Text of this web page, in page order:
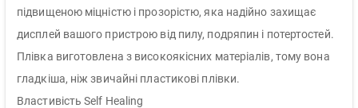
підвищеною міцністю і прозорістю, яка надійно захищає
дисплей вашого пристрою від пилу, подряпин і потертостей.
Плівка виготовлена з високоякісних матеріалів, тому вона
гладкіша, ніж звичайні пластикові плівки.
Властивість Self Healing